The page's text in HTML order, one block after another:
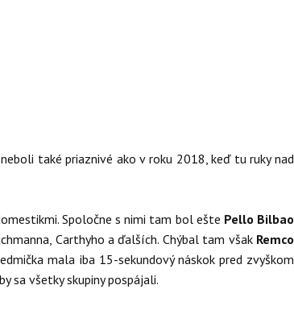
také priaznivé ako v roku 2018, keď tu ruky nad
Spoločne s nimi tam bol ešte Pello Bilbao
Carthyho a ďalších. Chýbal tam však Remco
mala iba 15-sekundový náskok pred zvyškom
sa všetky skupiny pospájali.